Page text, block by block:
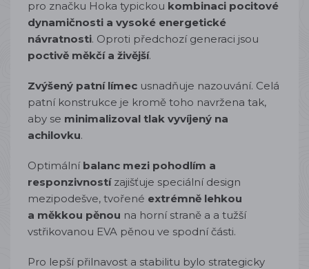
pro značku Hoka typickou kombinaci pocitové
dynamičnosti a vysoké energetické
návratnosti. Oproti předchozí generaci jsou
poctivě měkčí a živější.
Zvýšený patní límec usnadňuje nazouvání. Celá
patní konstrukce je kromě toho navržena tak,
aby se minimalizoval tlak vyvíjený na
achilovku.
Optimálníbalanc mezi pohodlím a
responzivnostízajišťuje speciální design
mezipodešve, tvořené extrémně lehkou
a měkkou pěnou na horní straně a a tužší
vstřikovanou EVA pěnou ve spodní části.
Pro lepší přilnavost a stabilitu bylo strategicky